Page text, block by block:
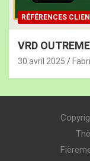
RÉFÉRENCES
VRD
30 avril 2025